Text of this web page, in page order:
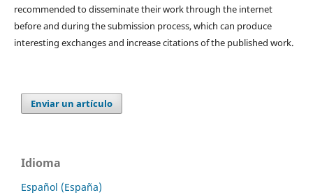
recommended to disseminate their work through the internet
before and during the submission process, which can produce
interesting exchanges and increase citations of the published work.
Enviar un artículo
Idioma
Español (España)